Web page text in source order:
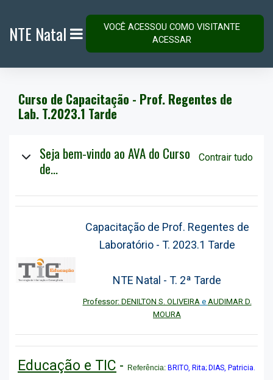
NTE Natal PAINEL LATERAL
VOCÊ ACESSOU COMO VISITANTE
ACESSAR
Curso de Capacitação - Prof. Regentes de
Lab. T.2023.1 Tarde
Programação
Seja bem-vindo ao AVA do Curso
de...
Contrair tudo
Capacitação de Prof. Regentes de
Laboratório- T. 2023.1 Tarde
NTE Natal - T. 2ª Tarde
Professor: DENILTON S. OLIVEIRAe AUDIMAR D.
MOURA
Educação e TIC - Referência: BRITO, Rita; DIAS, Patricia.